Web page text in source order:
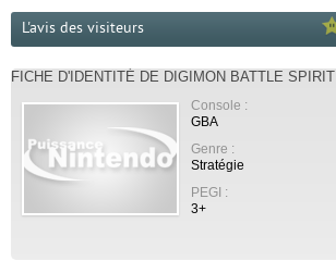
L'avis des visiteurs
FICHE D'IDENTITÉ DE DIGIMON BATTLE SPIRIT
Console :
GBA
Genre :
Stratégie
PEGI :
3+